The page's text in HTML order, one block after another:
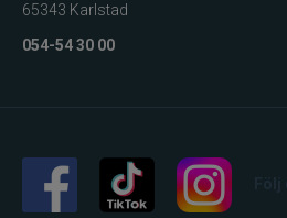
65343 Karlstad
054-54 30 00